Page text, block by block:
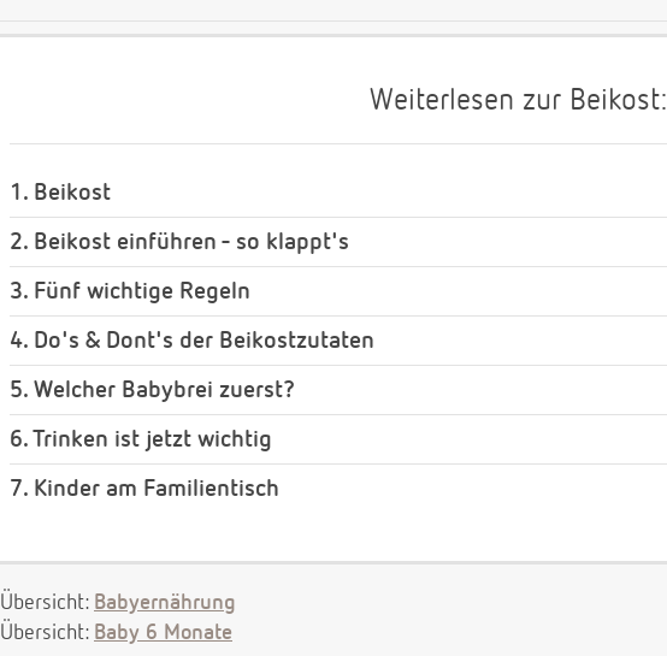
Weiterlesen zur Beikost:
1. Beikost
2. Beikost einführen - so klappt's
3. Fünf wichtige Regeln
4. Do's & Dont's der Beikostzutaten
5. Welcher Babybrei zuerst?
6. Trinken ist jetzt wichtig
7. Kinder am Familientisch
Übersicht: Babyernährung
Übersicht: Baby 6 Monate